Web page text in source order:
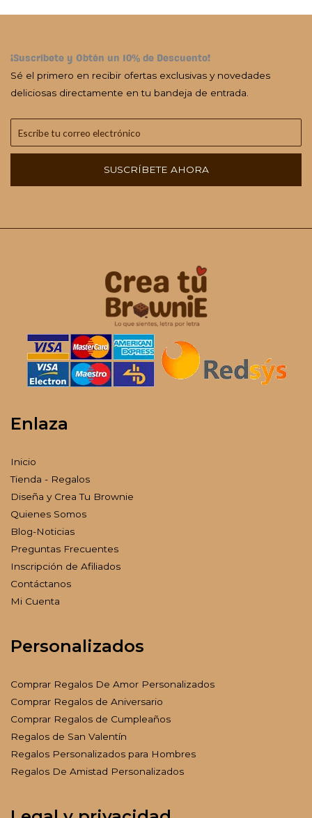
¡Suscríbete y Obtén un 10% de Descuento!
Sé el primero en recibir ofertas exclusivas y novedades
deliciosas directamente en tu bandeja de entrada.
SUSCRÍBETE AHORA
Enlaza
Inicio
Tienda - Regalos
Diseña y Crea Tu Brownie
Quienes Somos
Blog-Noticias
Preguntas Frecuentes
Inscripción de Afiliados
Contáctanos
Mi Cuenta
Personalizados
Comprar Regalos De Amor Personalizados
Comprar Regalos de Aniversario
Comprar Regalos de Cumpleaños
Regalos de San Valentín
Regalos Personalizados para Hombres
Regalos De Amistad Personalizados